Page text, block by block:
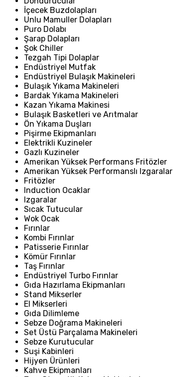
İçecek Buzdolapları
Unlu Mamuller Dolapları
Puro Dolabı
Şarap Dolapları
Şok Chiller
Tezgah Tipi Dolaplar
Endüstriyel Mutfak
Endüstriyel Bulaşık Makineleri
Bulaşık Yıkama Makineleri
Bardak Yıkama Makineleri
Kazan Yıkama Makinesi
Bulaşık Basketleri ve Arıtmalar
Ön Yıkama Duşları
Pişirme Ekipmanları
Elektrikli Kuzineler
Gazlı Kuzineler
Amerikan Yüksek Performans Fritözler
Amerikan Yüksek Performanslı Izgaralar
Fritözler
Induction Ocaklar
Izgaralar
Sıcak Tutucular
Wok Ocak
Fırınlar
Kombi Fırınlar
Patisserie Fırınlar
Kömür Fırınlar
Taş Fırınlar
Endüstriyel Turbo Fırınlar
Gıda Hazırlama Ekipmanları
Stand Mikserler
El Mikserleri
Gıda Dilimleme
Sebze Doğrama Makineleri
Set Üstü Parçalama Makineleri
Sebze Kurutucular
Suşi Kabinleri
Hijyen Ürünleri
Kahve Ekipmanları